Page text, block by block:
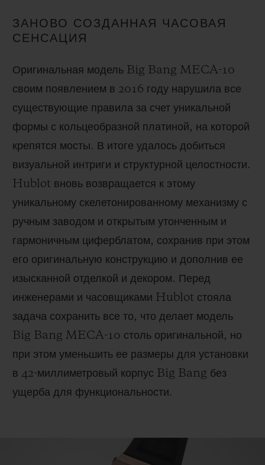
ЗАНОВО СОЗДАННАЯ ЧАСОВАЯ
СЕНСАЦИЯ
Оригинальная модель Big Bang MECA-10
своим появлением в 2016 году нарушила все
существующие правила за счет уникальной
формы с кольцеобразной платиной, на которой
крепятся мосты. В итоге удалось добиться
визуальной интриги и структурной целостности.
Hublot вновь возвращается к этому
уникальному скелетонированному механизму с
ручным заводом и открытым утонченным и
гармоничным циферблатом, сохранив при этом
его оригинальную конструкцию и дополнив ее
изысканной отделкой и декором. Перед
инженерами и часовщиками Hublot стояла
задача сохранить все то, что делает модель
Big Bang MECA-10 столь оригинальной, но
при этом уменьшить ее размеры для установки
в 42-миллиметровый корпус Big Bang без
ущерба для функциональности.